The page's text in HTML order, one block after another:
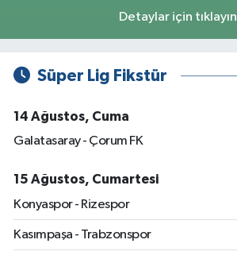
Detaylar için tıklayın
Süper Lig Fikstür
14 Ağustos, Cuma
Galatasaray - Çorum FK
15 Ağustos, Cumartesi
Konyaspor - Rizespor
Kasımpaşa - Trabzonspor